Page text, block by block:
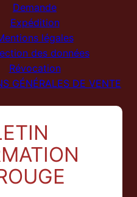
Demande
Expédition
légales
des données
Révocation
GÉNÉRALES DE VENTE